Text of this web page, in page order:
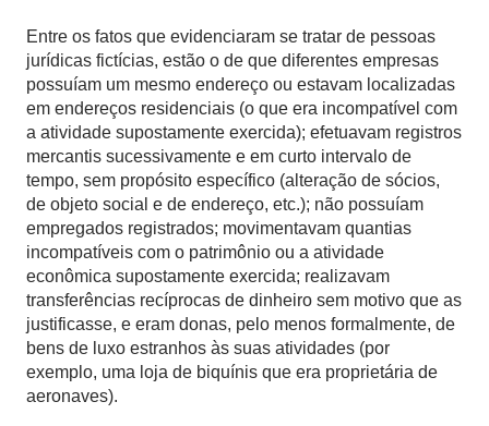
Entre os fatos que evidenciaram se tratar de pessoas
jurídicas fictícias, estão o de que diferentes empresas
possuíam um mesmo endereço ou estavam localizadas
em endereços residenciais (o que era incompatível com
a atividade supostamente exercida); efetuavam registros
mercantis sucessivamente e em curto intervalo de
tempo, sem propósito específico (alteração de sócios,
de objeto social e de endereço, etc.); não possuíam
empregados registrados; movimentavam quantias
incompatíveis com o patrimônio ou a atividade
econômica supostamente exercida; realizavam
transferências recíprocas de dinheiro sem motivo que as
justificasse, e eram donas, pelo menos formalmente, de
bens de luxo estranhos às suas atividades (por
exemplo, uma loja de biquínis que era proprietária de
aeronaves).